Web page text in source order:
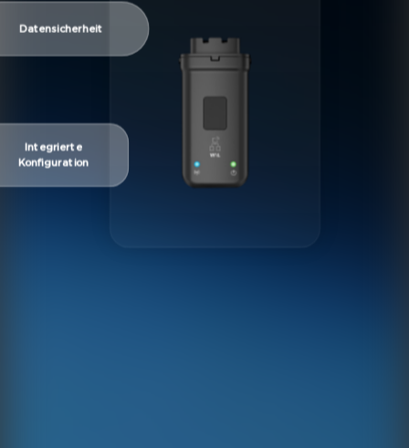
Datensicherheit
Integrierte
Konfiguration